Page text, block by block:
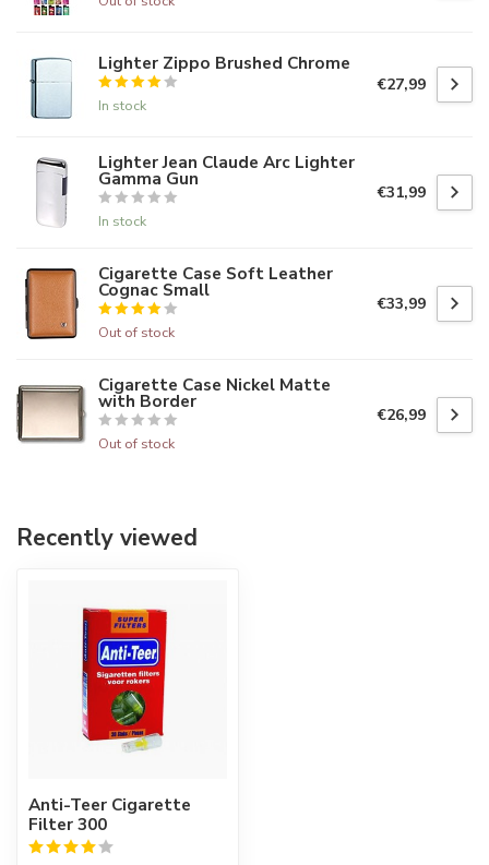
Lighter Zippo Brushed Chrome
In stock
€27,99
Lighter Jean Claude Arc Lighter
Gamma Gun
In stock
€31,99
Cigarette Case Soft Leather
Cognac Small
Out of stock
€33,99
Cigarette Case Nickel Matte
with Border
Out of stock
€26,99
Recently viewed
Anti-Teer Cigarette
Filter 300